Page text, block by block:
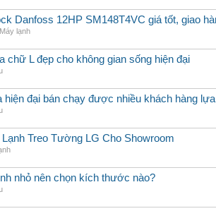
Danfoss 12HP SM148T4VC giá tốt, giao
Máy lạnh
chữ L đẹp cho không gian sống hiện đại
hiện đại bán chạy được nhiều khách hàng
Treo Tường LG Cho Showroom
nhỏ nên chọn kích thước nào?